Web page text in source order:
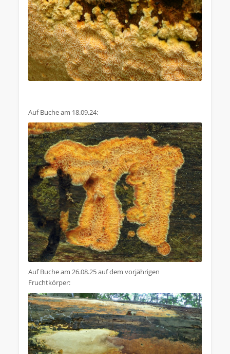
Auf Buche am 18.09.24:
Auf Buche am 26.08.25 auf dem vorjährigen
Fruchtkörper: